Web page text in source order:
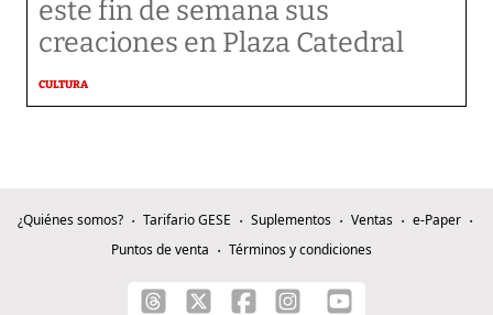
este fin de semana sus
creaciones en Plaza Catedral
CULTURA
¿Quiénes somos? Tarifario GESE Suplementos Ventas
e-Paper
Puntos de venta
Términos y condiciones